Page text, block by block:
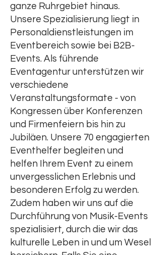
ganze Ruhrgebiet hinaus.
Unsere Spezialisierung liegt in
Personaldienstleistungen im
Eventbereich sowie bei B2B-
Events. Als führende
Eventagentur unterstützen wir
verschiedene
Veranstaltungsformate - von
Kongressen über Konferenzen
und Firmenfeiern bis hin zu
Jubiläen. Unsere 70 engagierten
Eventhelfer begleiten und
helfen Ihrem Event zu einem
unvergesslichen Erlebnis und
besonderen Erfolg zu werden.
Zudem haben wir uns auf die
Durchführung von Musik-Events
spezialisiert, durch die wir das
kulturelle Leben in und um Wesel